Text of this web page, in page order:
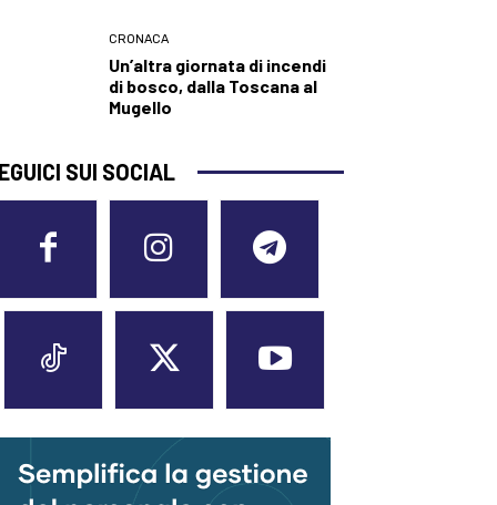
CRONACA
Un’altra giornata di incendi
di bosco, dalla Toscana al
Mugello
SUI SOCIAL